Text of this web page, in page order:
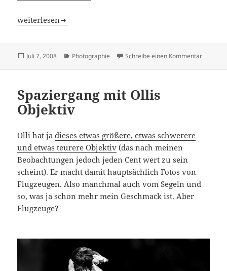
Mein neues Objektiv
weiterlesen
Veröffentlicht
Juli 7, 2008 Kategorien
Photographie Schreibe einen Kommentarzu Mein
Spaziergang mit Ollis
Objektiv
Olli hat jadieses etwas größere, etwas schwerere
und etwas teurere Objektiv (das nach meinen
Beobachtungen jedoch jeden Cent wert zu sein
scheint). Er macht damit hauptsächlich Fotos von
Flugzeugen. Also manchmal auch vom Segeln und
so, was ja schon mehr mein Geschmack ist. Aber
Flugzeuge?